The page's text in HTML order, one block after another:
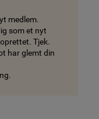
medlem.
som et nyt
Tjek.
har glemt din